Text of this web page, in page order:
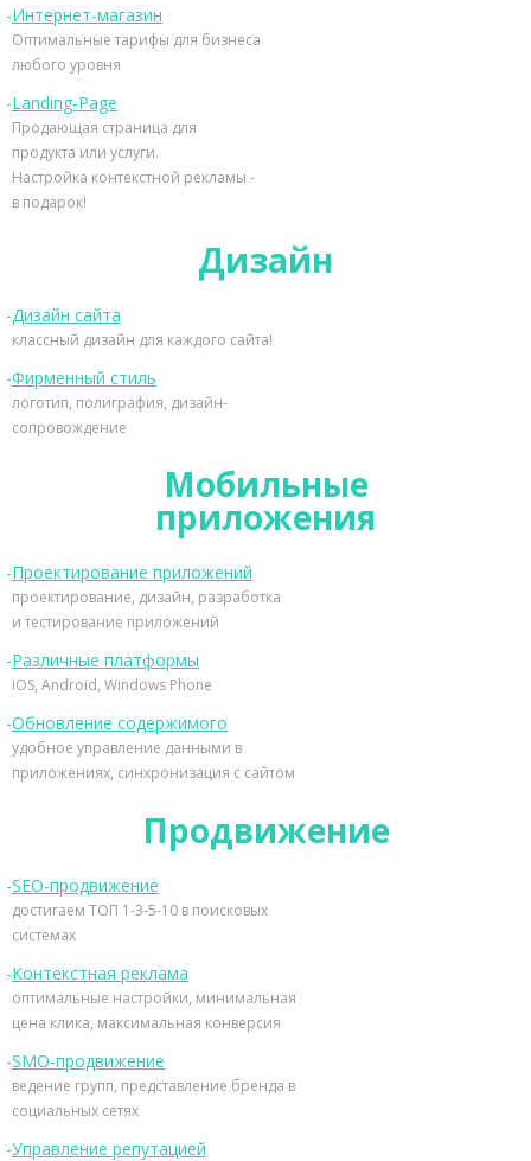
Интернет-магазин
Оптимальные тарифы для бизнеса
любого уровня
Landing-Page
Продающая страница для
продукта или услуги.
Настройка контекстной рекламы -
в подарок!
Дизайн
Дизайн сайта
классный дизайн для каждого сайта!
Фирменный стиль
логотип, полиграфия, дизайн-
сопровождение
Мобильные
приложения
Проектирование приложений
проектирование, дизайн, разработка
и тестирование приложений
Различные платформы
iOS, Android, Windows Phone
Обновление содержимого
удобное управление данными в
приложениях, синхронизация с сайтом
Продвижение
SEO-продвижение
достигаем ТОП 1-3-5-10 в поисковых
системах
Контекстная реклама
оптимальные настройки, минимальная
цена клика, максимальная конверсия
SMO-продвижение
ведение групп, представление бренда в
социальных сетях
Управление репутацией